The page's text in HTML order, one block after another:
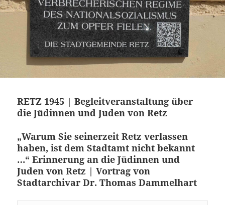
RETZ 1945 | Begleitveranstaltung über
die Jüdinnen und Juden von Retz
„Warum Sie seinerzeit Retz verlassen
haben, ist dem Stadtamt nicht bekannt
…“ Erinnerung an die Jüdinnen und
Juden von Retz | Vortrag von
Stadtarchivar Dr. Thomas Dammelhart